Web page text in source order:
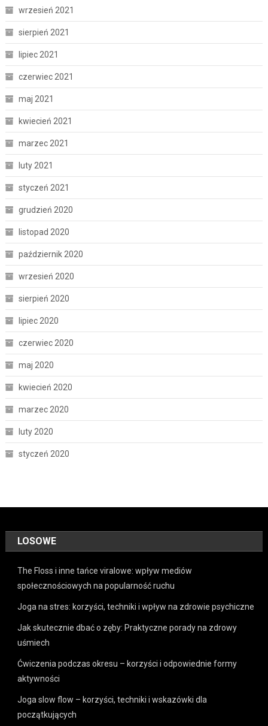
wrzesień 2021
sierpień 2021
lipiec 2021
czerwiec 2021
maj 2021
kwiecień 2021
marzec 2021
luty 2021
styczeń 2021
grudzień 2020
listopad 2020
październik 2020
wrzesień 2020
sierpień 2020
lipiec 2020
czerwiec 2020
maj 2020
kwiecień 2020
marzec 2020
luty 2020
styczeń 2020
LOSOWE
The Floss i inne tańce viralowe: wpływ mediów
społecznościowych na popularność ruchu
Joga na stres: korzyści, techniki i wpływ na zdrowie psychiczne
Jak skutecznie dbać o zęby: Praktyczne porady na zdrowy
uśmiech
Ćwiczenia podczas okresu – korzyści i odpowiednie formy
aktywności
Joga slow flow – korzyści, techniki i wskazówki dla
początkujących